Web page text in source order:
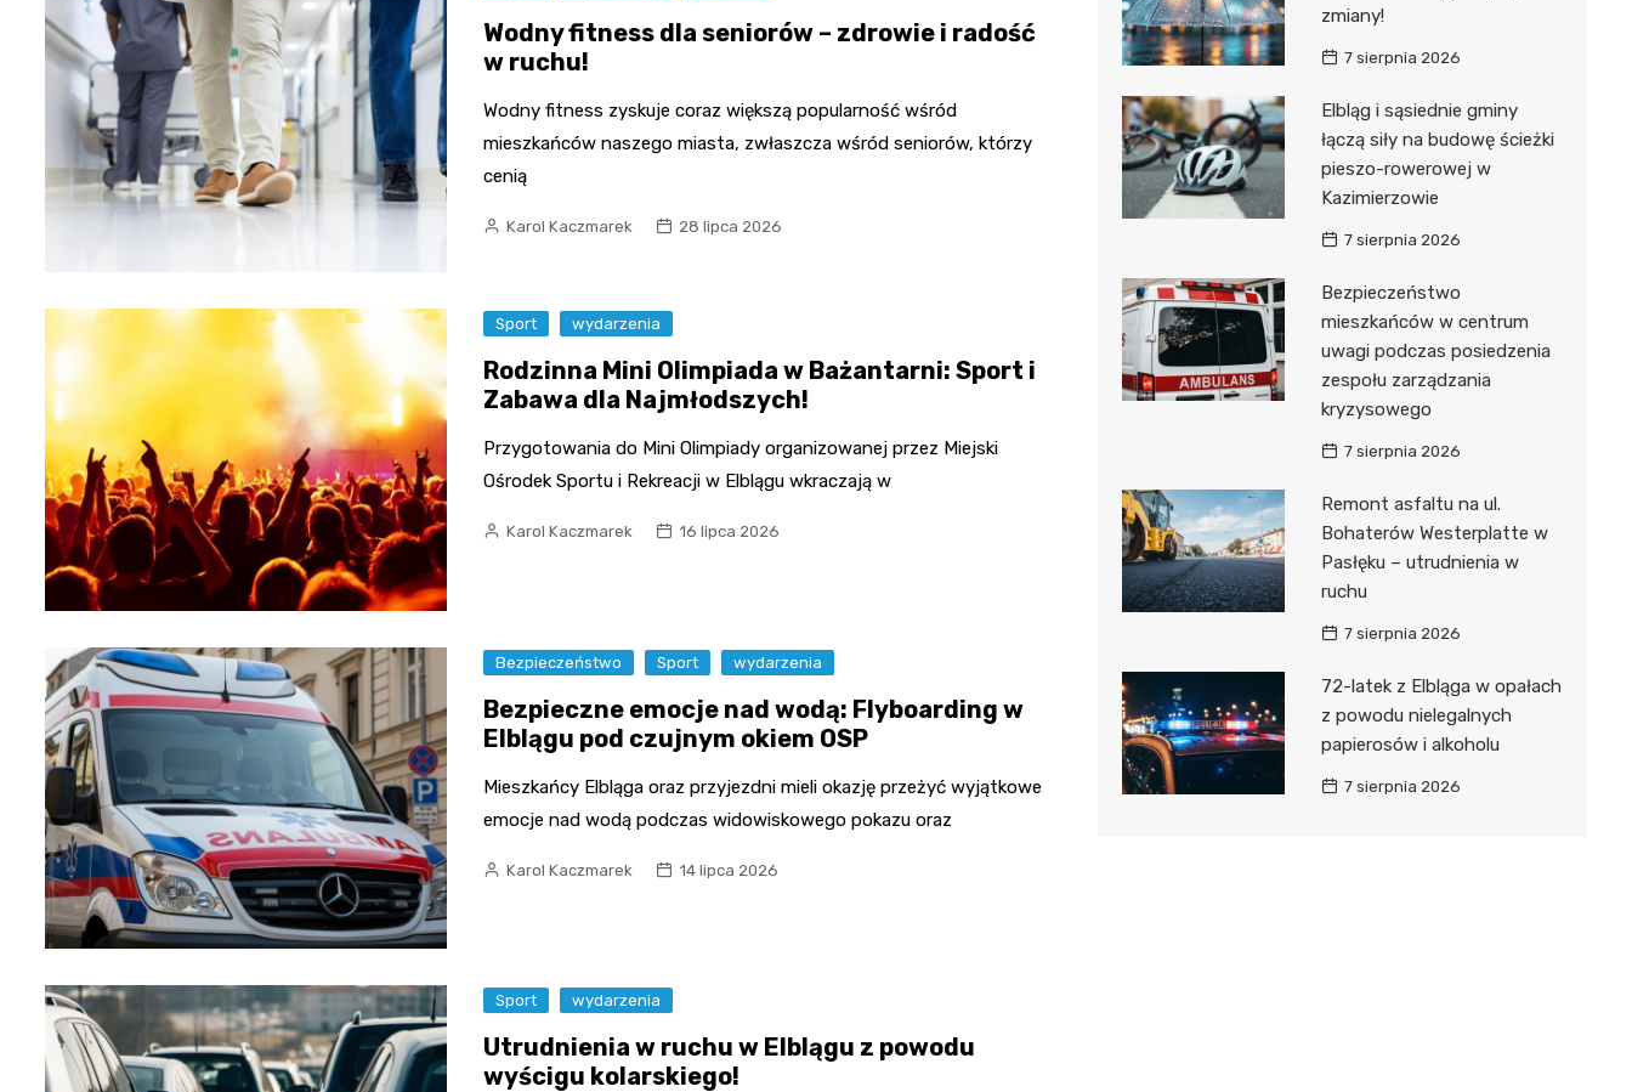
Wodny fitness dla seniorów – zdrowie i radość
w ruchu!
Wodny fitness zyskuje coraz większą popularność wśród
mieszkańców naszego miasta, zwłaszcza wśród seniorów, którzy
cenią
Karol Kaczmarek 28 lipca 2026
Sport wydarzenia
Rodzinna Mini Olimpiada w Bażantarni: Sport i
Zabawa dla Najmłodszych!
Przygotowania do Mini Olimpiady organizowanej przez Miejski
Ośrodek Sportu i Rekreacji w Elblągu wkraczają w
Karol Kaczmarek 16 lipca 2026
Bezpieczeństwo Sport wydarzenia
Bezpieczne emocje nad wodą: Flyboarding w
Elblągu pod czujnym okiem OSP
Mieszkańcy Elbląga oraz przyjezdni mieli okazję przeżyć wyjątkowe
emocje nad wodą podczas widowiskowego pokazu oraz
Karol Kaczmarek 14 lipca 2026
Sport wydarzenia
Utrudnienia w ruchu w Elblągu z powodu
wyścigu kolarskiego!
zmiany!
7 sierpnia 2026
Elbląg i sąsiednie gminy
łączą siły na budowę ścieżki
pieszo-rowerowej w
Kazimierzowie
7 sierpnia 2026
Bezpieczeństwo
mieszkańców w centrum
uwagi podczas posiedzenia
zespołu zarządzania
kryzysowego
7 sierpnia 2026
Remont asfaltu na ul.
Bohaterów Westerplatte w
Pasłęku – utrudnienia w
ruchu
7 sierpnia 2026
72-latek z Elbląga w opałach
z powodu nielegalnych
papierosów i alkoholu
7 sierpnia 2026